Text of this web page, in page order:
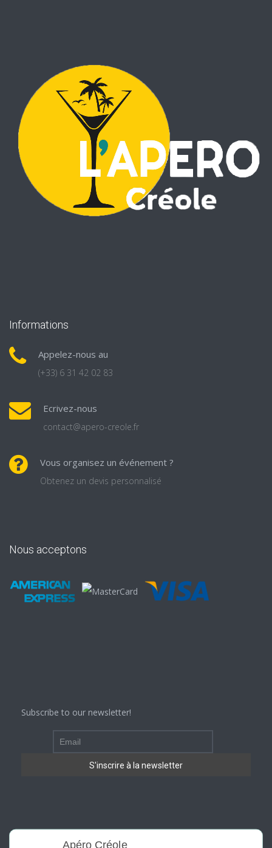
Informations
Appelez-nous au
(+33) 6 31 42 02 83
Ecrivez-nous
contact@apero-creole.fr
Vous organisez un événement ?
Obtenez un devis personnalisé
Nous acceptons
Subscribe to our newsletter!
Apéro Créole